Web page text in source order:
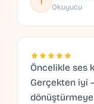
Okuyucu
Öncelikle ses
Gerçekten iyi